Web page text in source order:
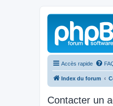
Accès rapide
Index du forum
Contacter un